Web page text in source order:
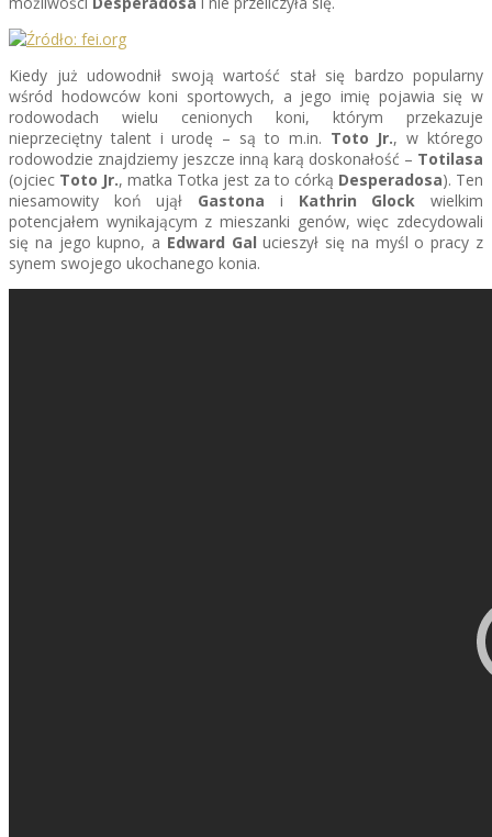
Kiedy już udowodnił swoją wartość stał się bardzo popularny
wśród hodowców koni sportowych, a jego imię pojawia się w
rodowodach wielu cenionych koni, którym przekazuje
nieprzeciętny talent i urodę – są to m.in. Toto Jr., w którego
rodowodzie znajdziemy jeszcze inną karą doskonałość – Totilasa
(ojciec Toto Jr., matka Totka jest za to córką Desperadosa). Ten
niesamowity koń ujął Gastona i Kathrin Glock wielkim
potencjałem wynikającym z mieszanki genów, więc zdecydowali
się na jego kupno, a Edward Gal ucieszył się na myśl o pracy z
synem swojego ukochanego konia.